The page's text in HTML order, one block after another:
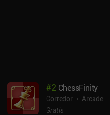
#2 ChessFinity
Corredor
Arcade
Gratis